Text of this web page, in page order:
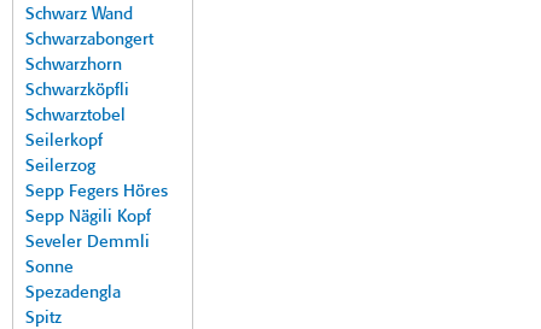
Schwarz Wand
Schwarzabongert
Schwarzhorn
Schwarzköpfli
Schwarztobel
Seilerkopf
Seilerzog
Sepp Fegers Höres
Sepp Nägili Kopf
Seveler Demmli
Sonne
Spezadengla
Spitz